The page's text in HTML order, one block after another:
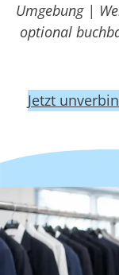
Umgebung |
optional
Jetzt